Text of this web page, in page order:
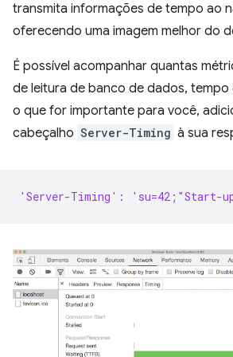
transmita informações de tempo ao
oferecendo uma imagem melhor do
É possível acompanhar quantas
de leitura de banco de dados, tempo
o que for importante para você,
cabeçalho Server-Timing à sua
'Server-Timing': 'su=42;"Start-